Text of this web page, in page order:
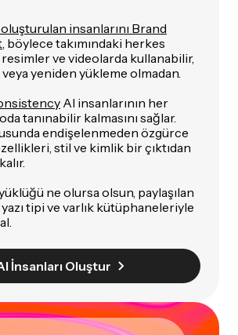
insanlarını Brand
, böylece takımındaki herkes
resimler ve videolarda kullanabilir,
yeniden yükleme olmadan.
AI insanlarının her
tanınabilir kalmasını sağlar.
endişelenmeden özgürce
stil ve kimlik bir çıktıdan
ne olursa olsun, paylaşılan
tipi ve varlık kütüphaneleriyle
İnsanları Oluştur